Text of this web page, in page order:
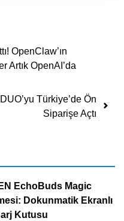
OpenClaw’ın
Artık OpenAI’da
Türkiye’de Ön
Siparişe Açtı
EchoBuds Magic
Dokunmatik Ekranlı
Kutusu